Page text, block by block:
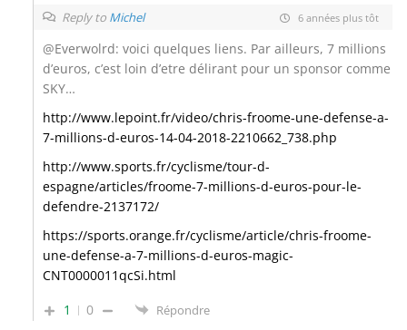
Reply to Michel 6 années plus tôt
@Everwolrd: voici quelques liens. Par ailleurs, 7 millions
d’euros, c’est loin d’etre délirant pour un sponsor comme
SKY…
http://www.lepoint.fr/video/chris-froome-une-defense-a-
7-millions-d-euros-14-04-2018-2210662_738.php
http://www.sports.fr/cyclisme/tour-d-
espagne/articles/froome-7-millions-d-euros-pour-le-
defendre-2137172/
https://sports.orange.fr/cyclisme/article/chris-froome-
une-defense-a-7-millions-d-euros-magic-
CNT0000011qcSi.html
1
0 Répondre